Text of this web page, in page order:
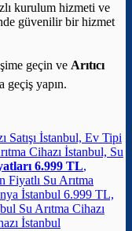
kurulum hizmeti ve
güvenilir bir hizmet
geçin ve Arıtıcı
geçiş yapın.
Satışı İstanbul, Ev Tipi
Cihazı İstanbul, Su
6.999 TL,
Fiyatlı Su Arıtma
İstanbul 6.999 TL,
Su Arıtma Cihazı
İstanbul